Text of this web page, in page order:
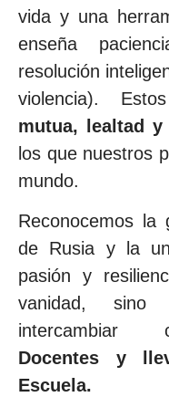
vida y una
enseña
resolución
violencia).
mutua, lealtad
los que nuestros
mundo.
Reconocemos la
de Rusia y la
pasión y
vanidad, sino
intercambiar
Docentes y
Escuela.